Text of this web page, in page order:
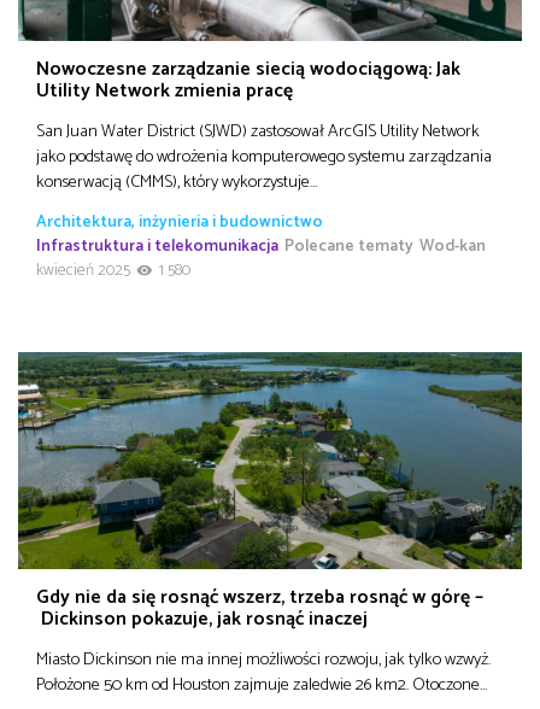
Nowoczesne zarządzanie siecią wodociągową: Jak
Utility Network zmienia pracę
San Juan Water District (SJWD) zastosował ArcGIS Utility Network
jako podstawę do wdrożenia komputerowego systemu zarządzania
konserwacją (CMMS), który wykorzystuje…
Architektura, inżynieria i budownictwo
Infrastruktura i telekomunikacja Polecane tematy Wod-kan
kwiecień 2025
1 580
Gdy nie da się rosnąć wszerz, trzeba rosnąć w górę –
Dickinson pokazuje, jak rosnąć inaczej
Miasto Dickinson nie ma innej możliwości rozwoju, jak tylko wzwyż.
Położone 50 km od Houston zajmuje zaledwie 26 km2. Otoczone…